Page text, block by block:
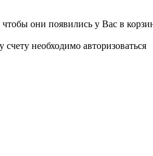
они появились у Вас в
необходимо авторизоваться